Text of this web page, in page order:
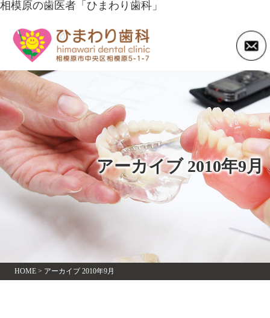
相模原の歯医者「ひまわり歯科」
アーカイブ 2010年9月
HOME> アーカイブ 2010年9月